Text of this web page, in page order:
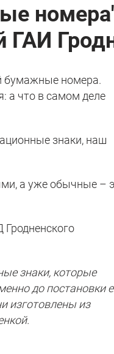
ГАИ
бумажные номера.
а что в самом деле
знаки, наш
а уже обычные –
знаки, которые
до постановки
изготовлены из